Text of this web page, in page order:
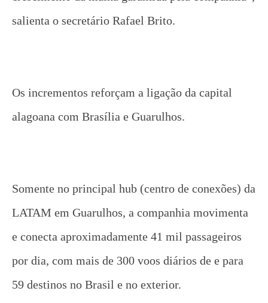
salienta o secretário Rafael Brito.
Os incrementos reforçam a ligação da capital
alagoana com Brasília e Guarulhos.
Somente no principal hub (centro de conexões) da
LATAM em Guarulhos, a companhia movimenta
e conecta aproximadamente 41 mil passageiros
por dia, com mais de 300 voos diários de e para
59 destinos no Brasil e no exterior.